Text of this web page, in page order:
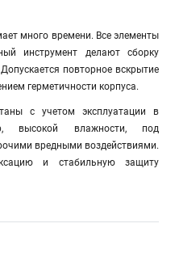
много времени. Все элементы
инструмент делают сборку
повторное вскрытие
герметичности корпуса.
с учетом эксплуатации в
высокой влажности, под
вредными воздействиями.
и стабильную защиту